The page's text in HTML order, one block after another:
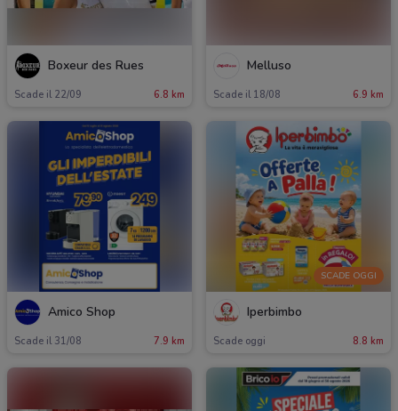
Boxeur des Rues
Scade il 22/09 6.8 km
Melluso
Scade il 18/08 6.9 km
Amico Shop
Scade il 31/08 7.9 km
SCADE OGGI
Iperbimbo
Scade oggi 8.8 km